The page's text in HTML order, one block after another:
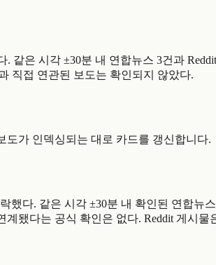
같은 시각 ±30분 내 연합뉴스 3건과
직접 연관된 보도는 확인되지 않았다.
도가 인덱싱되는 대로 카드를 갱신합니다.
했다. 같은 시각 ±30분 내 확인된 연합
됐다는 공식 확인은 없다. Reddit 게시